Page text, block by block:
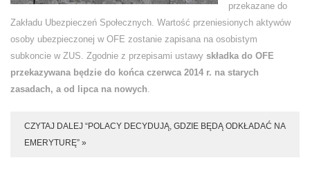
przekazane do
Zakładu Ubezpieczeń Społecznych. Wartość przeniesionych aktywów
osoby ubezpieczonej w OFE zostanie zapisana na osobistym
subkoncie w ZUS. Zgodnie z przepisami ustawy składka do OFE
przekazywana będzie do końca czerwca 2014 r. na starych
zasadach, a od lipca na nowych.
CZYTAJ DALEJ “POLACY DECYDUJĄ, GDZIE BĘDĄ ODKŁADAĆ NA
EMERYTURĘ” »